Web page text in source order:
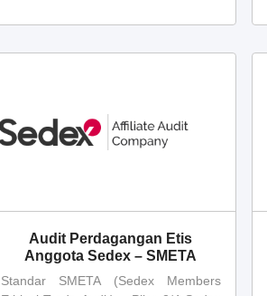
Audit Perdagangan Etis
Anggota Sedex – SMETA
Standar SMETA (Sedex Members